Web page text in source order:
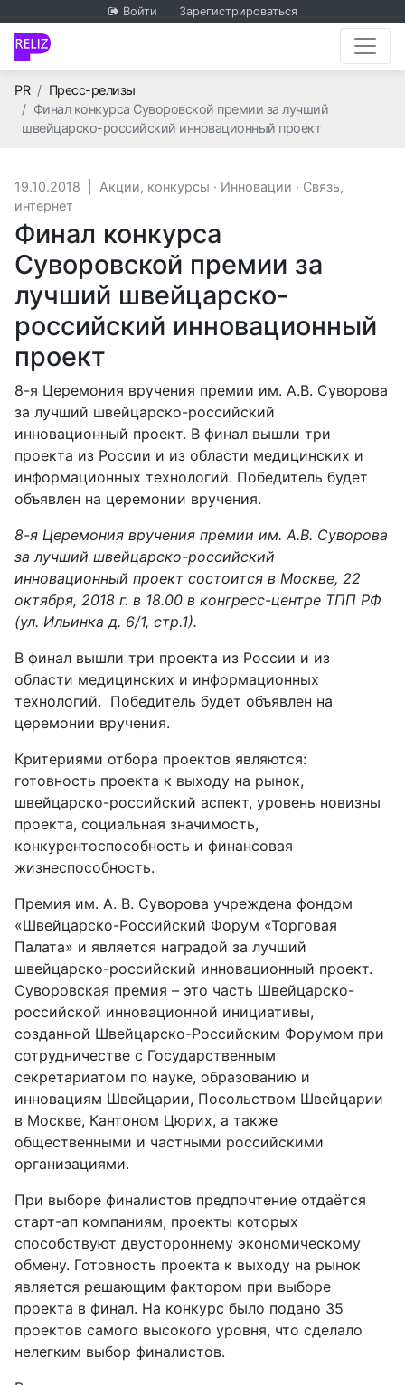
Войти Зарегистрироваться
PRГлавная
Пресс-релизы
Финал конкурса Суворовской премии за лучший
швейцарско-российский инновационный проект
19.10.2018 Акции, конкурсы · Инновации · Связь,
интернет
Финал конкурса
Суворовской премии за
лучший швейцарско-
российский инновационный
проект
8-я Церемония вручения премии им. А.В. Суворова
за лучший швейцарско-российский
инновационный проект. В финал вышли три
проекта из России и из области медицинских и
информационных технологий. Победитель будет
объявлен на церемонии вручения.
8-я Церемония вручения премии им. А.В. Суворова
за лучший швейцарско-российский
инновационный проект состоится в Москве, 22
октября, 2018 г. в 18.00 в конгресс-центре ТПП РФ
(ул. Ильинка д. 6/1, стр.1).
В финал вышли три проекта из России и из
области медицинских и информационных
технологий. Победитель будет объявлен на
церемонии вручения.
Критериями отбора проектов являются:
готовность проекта к выходу на рынок,
швейцарско-российский аспект, уровень новизны
проекта, социальная значимость,
конкурентоспособность и финансовая
жизнеспособность.
Премия им. А. В. Суворова учреждена фондом
«Швейцарско-Российский Форум «Торговая
Палата» и является наградой за лучший
швейцарско-российский инновационный проект.
Суворовская премия – это часть Швейцарско-
российской инновационной инициативы,
созданной Швейцарско-Российским Форумом при
сотрудничестве с Государственным
секретариатом по науке, образованию и
инновациям Швейцарии, Посольством Швейцарии
в Москве, Кантоном Цюрих, а также
общественными и частными российскими
организациями.
При выборе финалистов предпочтение отдаётся
старт-ап компаниям, проекты которых
способствуют двустороннему экономическому
обмену. Готовность проекта к выходу на рынок
является решающим фактором при выборе
проекта в финал. На конкурс было подано 35
проектов самого высокого уровня, что сделало
нелегким выбор финалистов.